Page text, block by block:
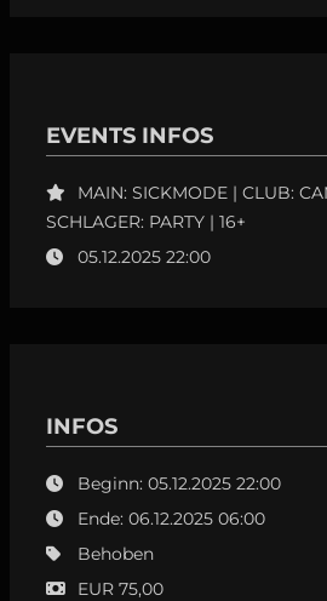
EVENTS INFOS
MAIN: SICKMODE | CLUB:
SCHLAGER: PARTY | 16+
05.12.2025 22:00
INFOS
Beginn: 05.12.2025 22:00
Ende: 06.12.2025 06:00
Behoben
EUR 75,00